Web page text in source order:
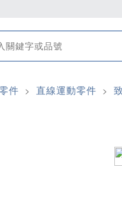
件 > 直線運動零件 >